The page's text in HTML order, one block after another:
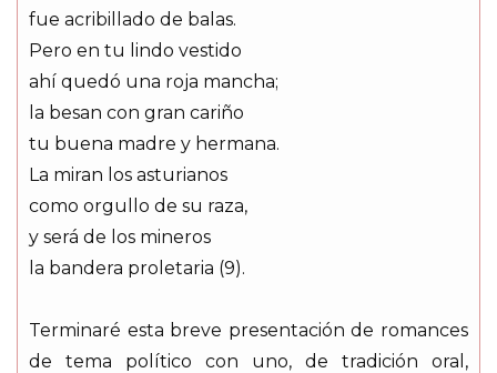
fue acribillado de balas.
Pero en tu lindo vestido
ahí quedó una roja mancha;
la besan con gran cariño
tu buena madre y hermana.
La miran los asturianos
como orgullo de su raza,
y será de los mineros
la bandera proletaria (9).
Terminaré esta breve presentación de romances
de tema político con uno, de tradición oral,